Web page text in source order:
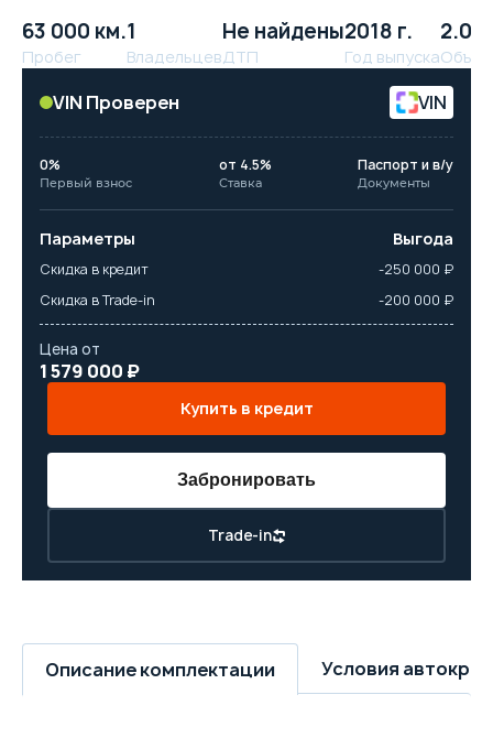
63 000 км.
Пробег
1
Владельцев
Не найдены
ДТП
2018 г.
Год выпуска
2.0
Объём
VIN Проверен VIN
0%
Первый взнос
от 4.5%
Ставка
Паспорт и в/у
Документы
Параметры Выгода
Скидка в кредит
-250 000 ₽
Скидка в Trade-in
-200 000 ₽
Цена от
1 579 000 ₽
Купить в кредит
Trade-in
Забронировать
Описание комплектации Условия